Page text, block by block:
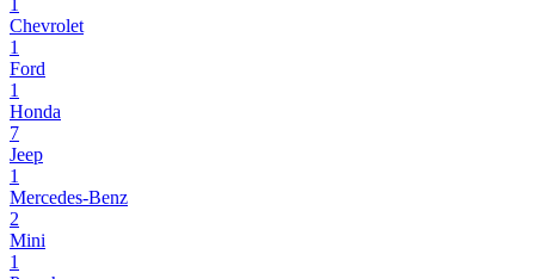
1
Chevrolet
1
Ford
1
Honda
7
Jeep
1
Mercedes-Benz
2
Mini
1